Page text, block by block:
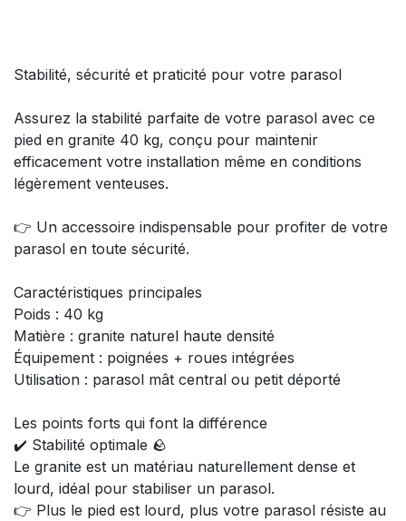
Stabilité, sécurité et praticité pour votre parasol
Assurez la stabilité parfaite de votre parasol avec ce
pied en granite 40 kg, conçu pour maintenir
efficacement votre installation même en conditions
légèrement venteuses.
👉 Un accessoire indispensable pour profiter de votre
parasol en toute sécurité.
Caractéristiques principales
Poids : 40 kg
Matière : granite naturel haute densité
Équipement : poignées + roues intégrées
Utilisation : parasol mât central ou petit déporté
Les points forts qui font la différence
✔️ Stabilité optimale 🪨
Le granite est un matériau naturellement dense et
lourd, idéal pour stabiliser un parasol.
👉 Plus le pied est lourd, plus votre parasol résiste au